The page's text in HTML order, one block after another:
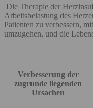
Die Therapie der
Arbeitsbelastung des
Patienten zu verbessern,
umzugehen, und die
Verbesserung der
zugrunde liegenden
Ursachen